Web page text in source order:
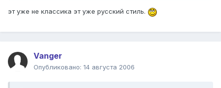
эт уже не классика эт уже русский стиль.
Vanger
Опубликовано: 14 августа 2006